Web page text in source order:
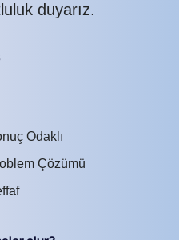
duyarız.
Odaklı
Çözümü